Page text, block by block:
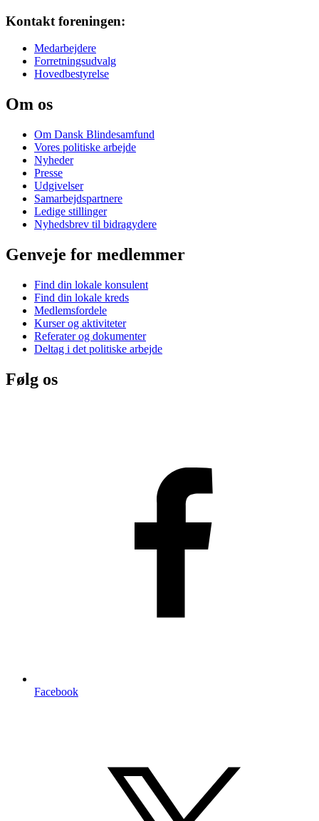
Kontakt foreningen:
Medarbejdere
Forretningsudvalg
Hovedbestyrelse
Om os
Om Dansk Blindesamfund
Vores politiske arbejde
Nyheder
Presse
Udgivelser
Samarbejdspartnere
Ledige stillinger
Nyhedsbrev til bidragydere
Genveje for medlemmer
Find din lokale konsulent
Find din lokale kreds
Medlemsfordele
Kurser og aktiviteter
Referater og dokumenter
Deltag i det politiske arbejde
Følg os
Facebook